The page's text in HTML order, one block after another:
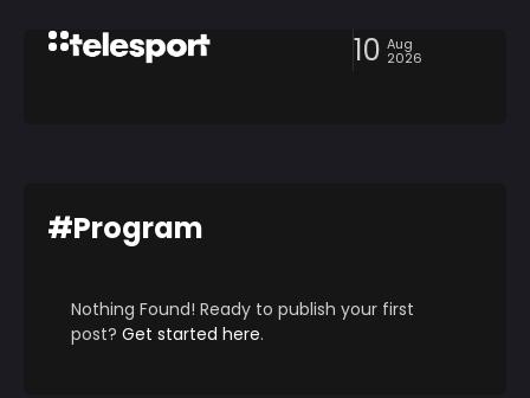
10 Aug
2026
#Program
Nothing Found! Ready to publish your first
post? Get started here.